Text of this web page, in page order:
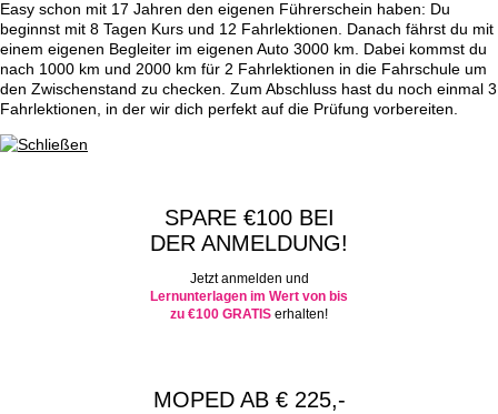
Easy schon mit 17 Jahren den eigenen Führerschein haben: Du
beginnst mit 8 Tagen Kurs und 12 Fahrlektionen. Danach fährst du mit
einem eigenen Begleiter im eigenen Auto 3000 km. Dabei kommst du
nach 1000 km und 2000 km für 2 Fahrlektionen in die Fahrschule um
den Zwischenstand zu checken. Zum Abschluss hast du noch einmal 3
Fahrlektionen, in der wir dich perfekt auf die Prüfung vorbereiten.
SPARE €100 BEI
DER ANMELDUNG!
Jetzt anmelden und
Lernunterlagen im Wert von bis
zu €100 GRATIS erhalten!
MOPED AB € 225,-